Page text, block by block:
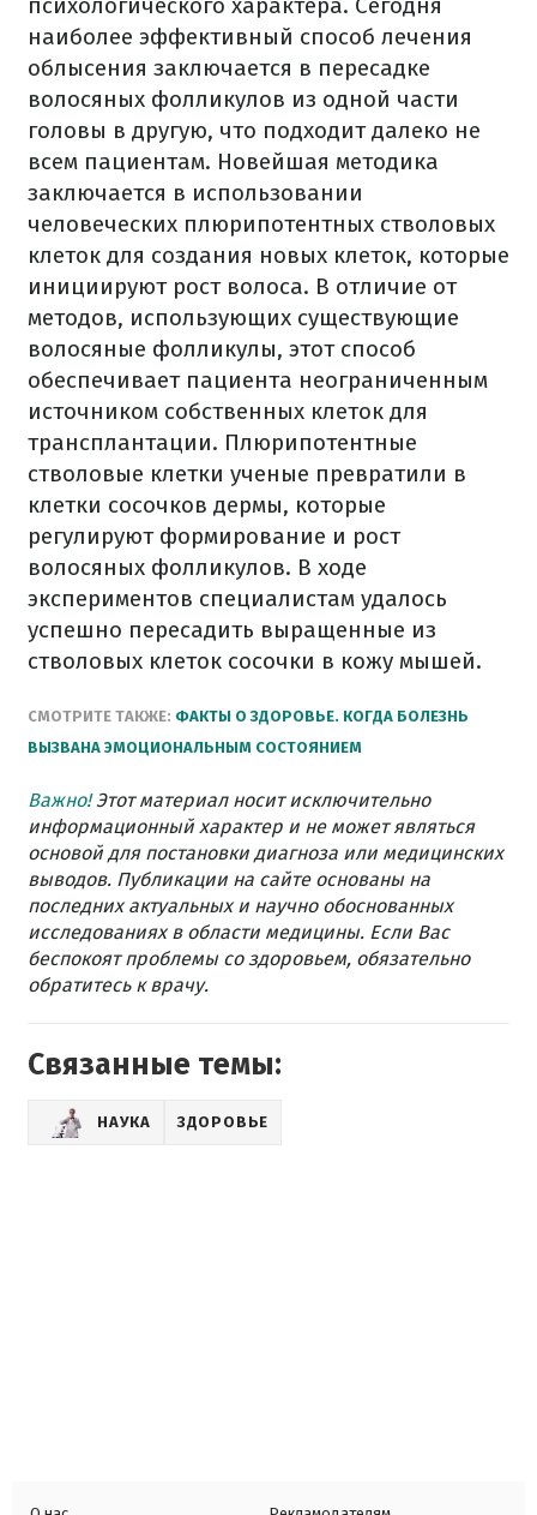
наиболее эффективный способ лечения
облысения заключается в пересадке
волосяных фолликулов из одной части
головы в другую, что подходит далеко не
всем пациентам. Новейшая методика
заключается в использовании
человеческих плюрипотентных стволовых
клеток для создания новых клеток, которые
инициируют рост волоса. В отличие от
методов, использующих существующие
волосяные фолликулы, этот способ
обеспечивает пациента неограниченным
источником собственных клеток для
трансплантации. Плюрипотентные
стволовые клетки ученые превратили в
клетки сосочков дермы, которые
регулируют формирование и рост
волосяных фолликулов. В ходе
экспериментов специалистам удалось
успешно пересадить выращенные из
стволовых клеток сосочки в кожу мышей.
СМОТРИТЕ ТАКЖЕ: ФАКТЫ О ЗДОРОВЬЕ. КОГДА БОЛЕЗНЬ
ВЫЗВАНА ЭМОЦИОНАЛЬНЫМ СОСТОЯНИЕМ
Важно!Этот материал носит исключительно
информационный характер и не может являться
основой для постановки диагноза или медицинских
выводов. Публикации на сайте основаны на
последних актуальных и научно обоснованных
исследованиях в области медицины. Если Вас
беспокоят проблемы со здоровьем, обязательно
обратитесь к врачу.
Связанные темы:
НАУКА ЗДОРОВЬЕ